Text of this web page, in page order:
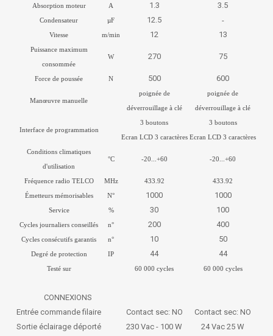
Absorption moteur
A 1.3 3.5
Condensateur µF 12.5
-
Vitesse
m/min 12 13
Puissance maximum
consommée
W 270 75
Force de poussée N 500 600
Manœuvre manuelle
poignée de
déverrouillage à clé
poignée de
déverrouillage à clé
Interface de programmation
3 boutons
Ecran LCD 3 caractères
3 boutons
Ecran LCD 3 caractères
Conditions climatiques
d'utilisation
°C -20...+60 -20...+60
Fréquence radio TELCO MHz 433.92
433.92
Émetteurs mémorisables
N° 1000 1000
Service % 30 100
Cycles journaliers conseillés n° 200 400
Cycles consécutifs garantis n° 10 50
Degré de protection IP 44 44
Testé sur 60 000 cycles 60 000 cycles
CONNEXIONS
Entrée commande filaire
Contact sec: NO
Contact sec: NO
Sortie éclairage déporté
230 Vac - 100 W
24 Vac 25 W